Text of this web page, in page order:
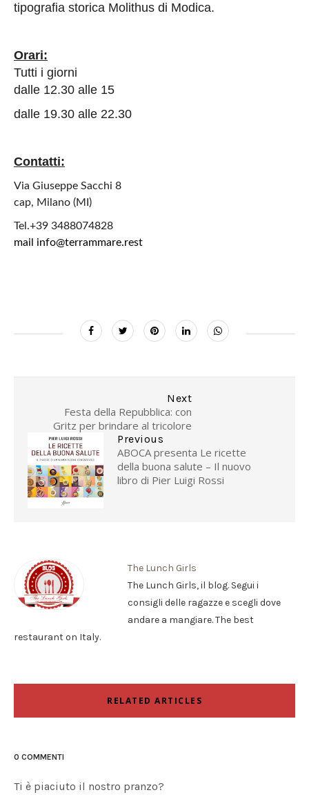
tipografia storica Molithus di Modica.
Orari:
Tutti i giorni
dalle 12.30 alle 15
dalle 19.30 alle 22.30
Contatti:
Via Giuseppe Sacchi 8
cap, Milano (MI)
Tel.+39 3488074828
mail info@terrammare.rest
Next
Festa della Repubblica: con
Gritz per brindare al tricolore
Previous
ABOCA presenta Le ricette
della buona salute – Il nuovo
libro di Pier Luigi Rossi
The Lunch Girls
The Lunch Girls, il blog. Segui i
consigli delle ragazze e scegli dove
andare a mangiare. The best
restaurant on Italy.
RELATED ARTICLES
0 COMMENTI
Ti è piaciuto il nostro pranzo?